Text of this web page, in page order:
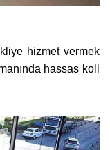
hizmet vermek
hassas koli